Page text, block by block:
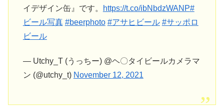
イデザイン缶』です。
https://t.co/ibNbdzWANP#
ビール写真 #beerphoto #アサヒビール #サッポロ
ビール
— Utchy_T (うっちー) @ヘ〇タイビールカメラマ
ン (@utchy_t) November 12, 2021